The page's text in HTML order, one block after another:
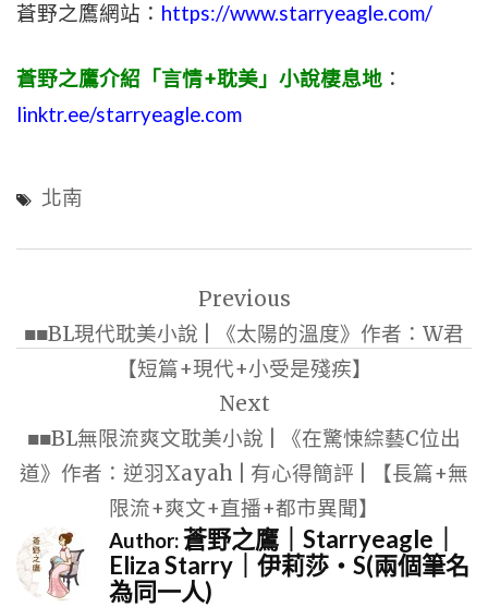
蒼野之鷹網站： https://www.starryeagle.com/
蒼野之鷹介紹「言情+耽美」小說棲息地 ：
linktr.ee/starryeagle.com
北南
導
Previous
■■BL現代耽美小說 | 《太陽的溫度》作者：W君
【短篇+現代+小受是殘疾】
Next
■■BL無限流爽文耽美小說 | 《在驚悚綜藝C位出
道》作者：逆羽Xayah | 有心得簡評 | 【長篇+無
限流+爽文+直播+都市異聞】
Author:蒼野之鷹｜Starryeagle｜
Eliza Starry｜伊莉莎・S(兩個筆名
為同一人)